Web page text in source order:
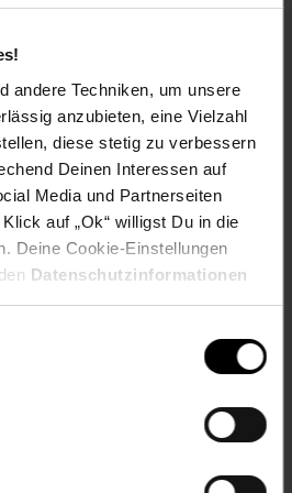
andere Techniken, um unsere
anzubieten, eine Vielzahl
diese stetig zu verbessern
Deinen Interessen auf
Media und Partnerseiten
auf „Ok“ willigst Du in die
Deine Cookie-Einstellungen
Datenschutzinformationen
cm
Ihren Gartenmöbeln haben,
in den Wintermonaten an einem
Ort zu lagern. Hier erhalten Sie
. Das verlängert die
zusätzlich. Die Auslieferung
Artikel wird für Sie per Spedition